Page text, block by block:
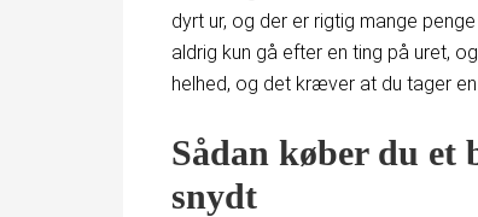
dyrt ur, og der er rigtig mange
aldrig kun gå efter en ting på uret,
helhed, og det kræver at du tager
Sådan køber du et
snydt